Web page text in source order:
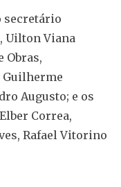
secretário
Uilton Viana
Obras,
Guilherme
Augusto; e os
Correa,
Rafael Vitorino